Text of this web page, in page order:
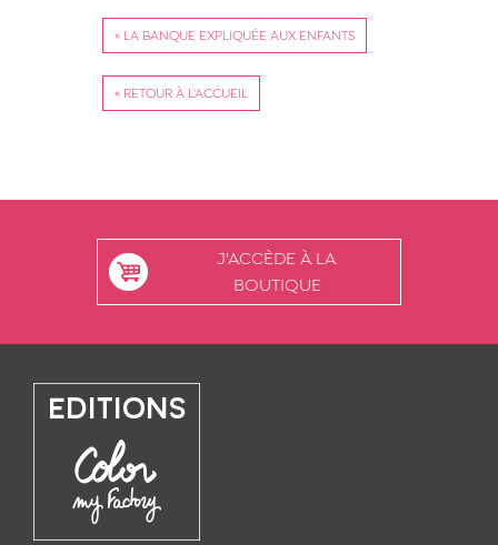
« LA BANQUE EXPLIQUÉE AUX ENFANTS
« RETOUR À L'ACCUEIL
J'ACCÈDE À LA
BOUTIQUE